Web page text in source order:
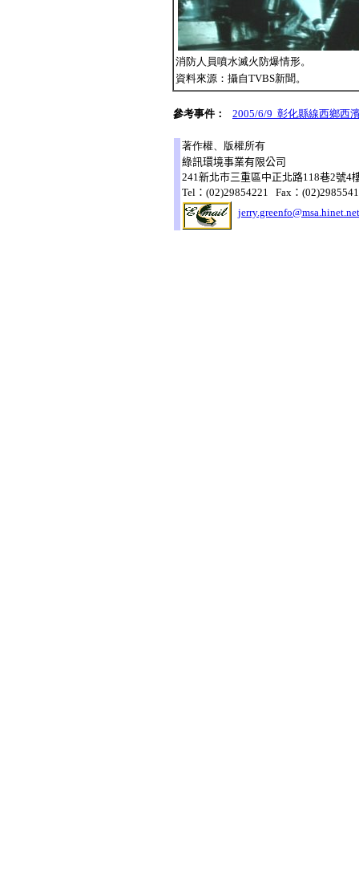
消防人員噴水滅火防爆情形。
資料來源：攝自TVBS新聞。
參考事件： 2005/6/9 彰化縣線西鄉西
著作權、版權所有
綠訊環境事業有限公司
241新北市三重區中正北路118巷2號4
Tel：(02)29854221 Fax：
jerry.greenfo@msa.hinet.net